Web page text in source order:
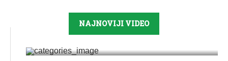
NAJNOVIJI VIDEO